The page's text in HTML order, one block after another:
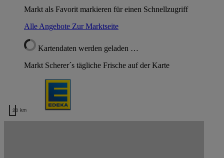
Markt als Favorit markieren für einen Schnellzugriff
Alle Angebote Zur Marktseite
Kartendaten werden geladen …
Markt Scherer´s tägliche Frische auf der Karte
20 km